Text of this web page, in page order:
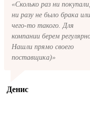
чтобы
получили
пожалуйста,
обратная
«Сколько раз ни покупали,
ни разу не было брака или
чего-то такого. Для
компании берем
Нашли прямо своего
поставщика)»
Денис